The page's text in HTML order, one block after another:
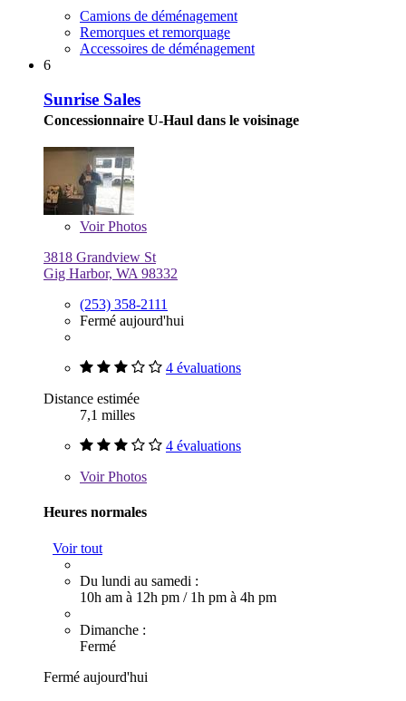
Camions de déménagement
Remorques et remorquage
Accessoires de déménagement
6
Sunrise Sales
Concessionnaire U-Haul dans le voisinage
VoirPhotos
3818 Grandview St
Gig Harbor, WA 98332
(253) 358-2111
Fermé aujourd'hui
4 évaluations
Distance estimée
7,1 milles
4 évaluations
VoirPhotos
Heures normales
Voir tout
Du lundi au samedi :
10h am à 12h pm / 1h pm à 4h pm
Dimanche :
Fermé
Fermé aujourd'hui